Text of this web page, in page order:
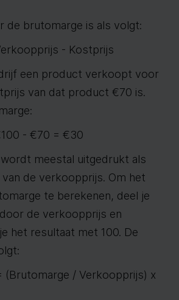
de brutomarge is als volgt:
- Kostprijs
een product verkoopt voor
van dat product €70 is.
- €70 = €30
meestal uitgedrukt als
de verkoopprijs. Om het
te berekenen, deel je
de verkoopprijs en
het resultaat met 100. De
(Brutomarge / Verkoopprijs) x